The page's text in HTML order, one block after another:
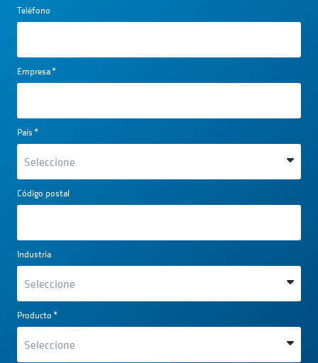
Teléfono
Empresa*
País*
Código postal
Industria
Producto*